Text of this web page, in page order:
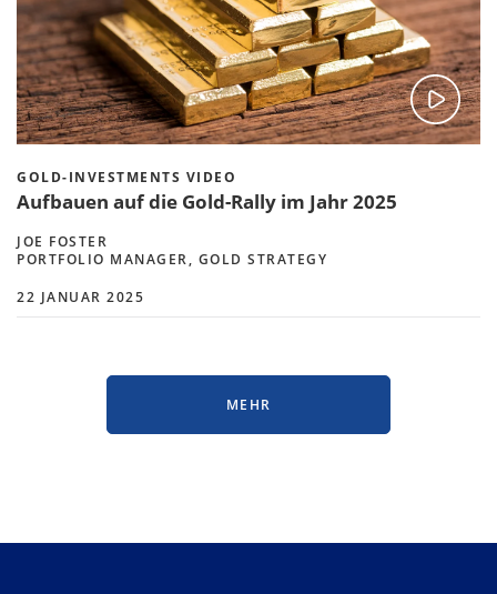
GOLD-INVESTMENTS VIDEO
Aufbauen auf die Gold-Rally im Jahr 2025
JOE FOSTER
PORTFOLIO MANAGER, GOLD STRATEGY
22 JANUAR 2025
MEHR